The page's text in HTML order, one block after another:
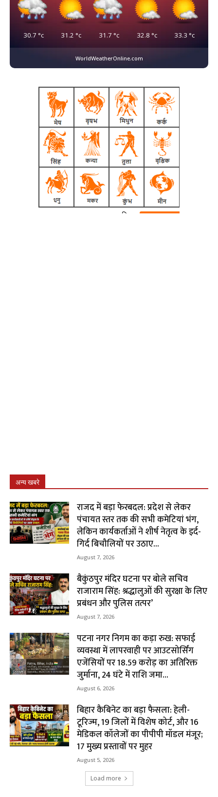
30.7 °c 31.2 °c 31.7 °c 32.8 °c 33.3 °c
WorldWeatherOnline.com
अन्य खबरे
राजद में बड़ा फेरबदल: प्रदेश से लेकर
पंचायत स्तर तक की सभी कमेटियां भंग,
लेकिन कार्यकर्ताओं ने शीर्ष नेतृत्व के इर्द-
गिर्द बिचौलियों पर उठाए...
August 7, 2026
बैकुंठपुर मंदिर घटना पर बोले सचिव
राजाराम सिंह: श्रद्धालुओं की सुरक्षा के लिए
प्रबंधन और पुलिस तत्पर’
August 7, 2026
पटना नगर निगम का कड़ा रुख: सफाई
व्यवस्था में लापरवाही पर आउटसोर्सिंग
एजेंसियों पर ₹18.59 करोड़ का अतिरिक्त
जुर्माना, 24 घंटे में राशि जमा...
August 6, 2026
बिहार कैबिनेट का बड़ा फैसला: हेली-
टूरिज्म, 19 जिलों में विशेष कोर्ट, और 16
मेडिकल कॉलेजों का पीपीपी मॉडल मंजूर;
17 मुख्य प्रस्तावों पर मुहर
August 5, 2026
Load more